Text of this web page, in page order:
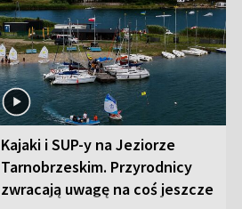
Kajaki i SUP-y na Jeziorze
Tarnobrzeskim. Przyrodnicy
zwracają uwagę na coś jeszcze